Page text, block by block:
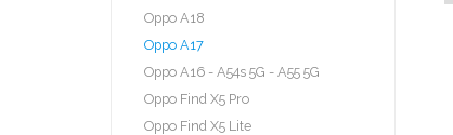
Oppo A18
Oppo A17
Oppo A16 - A54s 5G - A55 5G
Oppo Find X5 Pro
Oppo Find X5 Lite